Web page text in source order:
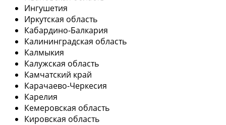
Ингушетия
Иркутская область
Кабардино-Балкария
Калининградская область
Калмыкия
Калужская область
Камчатский край
Карачаево-Черкесия
Карелия
Кемеровская область
Кировская область